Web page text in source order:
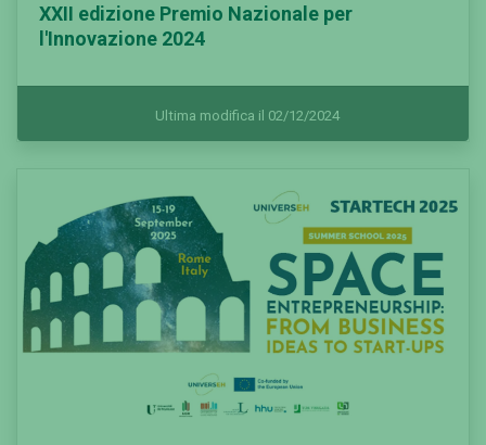
XXII edizione Premio Nazionale per
l'Innovazione 2024
Ultima modifica il 02/12/2024